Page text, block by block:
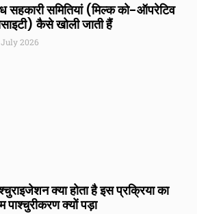
सहकारी समितियां (मिल्क को-ऑपरेटिव
कैसे खोली जाती हैं
2026
क्या होता है इस प्रक्रिया का
पाश्चुरीकरण क्यों पड़ा